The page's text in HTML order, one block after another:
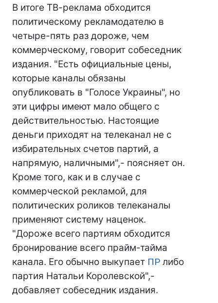
В итоге ТВ-реклама обходится
политическому рекламодателю в
четыре-пять раз дороже, чем
коммерческому, говорит собеседник
издания. "Есть официальные цены,
которые каналы обязаны
опубликовать в "Голосе Украины", но
эти цифры имеют мало общего с
действительностью. Настоящие
деньги приходят на телеканал не с
избирательных счетов партий, а
напрямую, наличными",- поясняет он.
Кроме того, как и в случае с
коммерческой рекламой, для
политических роликов телеканалы
применяют систему наценок.
"Дороже всего партиям обходится
бронирование всего прайм-тайма
канала. Его обычно выкупает ПР либо
партия Натальи Королевской",-
добавляет собеседник издания.